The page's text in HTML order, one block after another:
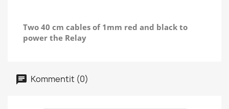
Two 40 cm cables of 1mm red and black to
power the Relay
Kommentit (0)